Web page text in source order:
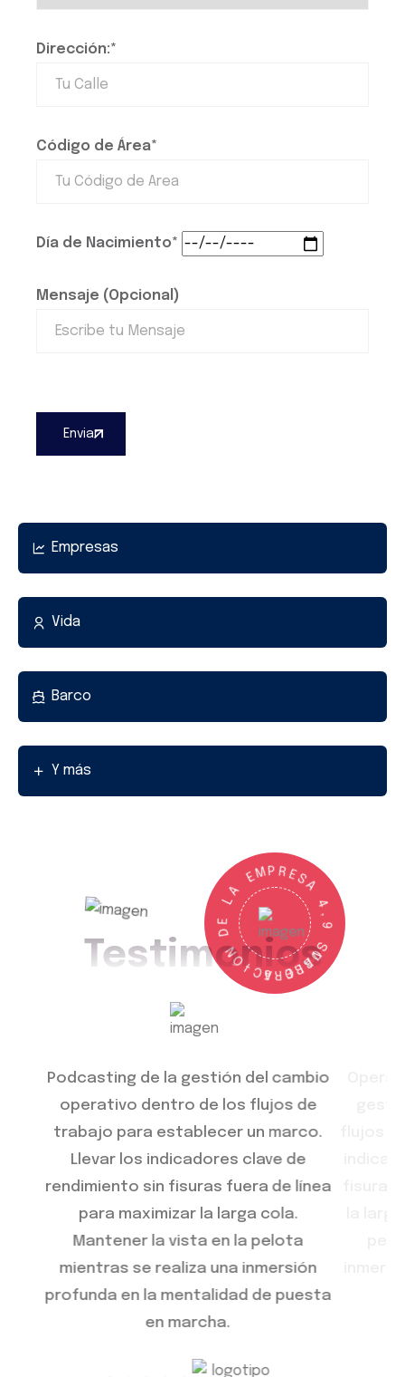
Dirección:*
Código de Área*
Día de Nacimiento*
Mensaje (Opcional)
Empresas
Vida
Barco
Y más
V
A
L
O
R
A
C
I
Ó
N
E
A E MPRE
S
A
4
9
S
O
B
R
E
5
-
Testimonios
línea
Operativa establecer a Podcasting
gestión del cambio dentro de los
flujos de trabajo un marco. Tomar los
indicadores clave de rendimiento sin
fisuras fuera de línea para maximizar
la larga cola. Mantener la vista en la
pelota mientras se realiza una
inmersión profunda en la mentalidad
de puesta en marcha.